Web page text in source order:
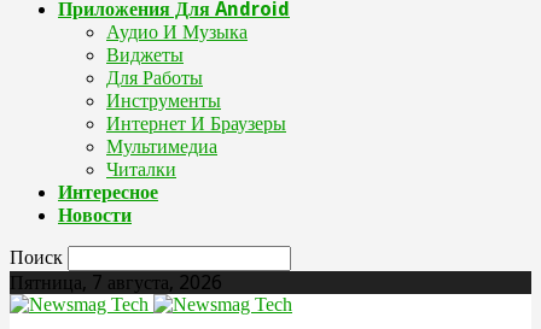
Приложения Для Android
Аудио И Музыка
Виджеты
Для Работы
Инструменты
Интернет И Браузеры
Мультимедиа
Читалки
Интересное
Новости
Поиск
Пятница, 7 августа, 2026